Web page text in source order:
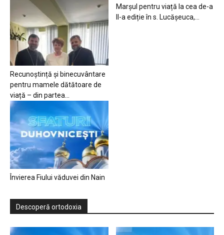
Recunoștință și binecuvântare
pentru mamele dătătoare de
viață – din partea...
Marșul pentru viață la cea de-a
II-a ediție în s. Lucășeuca,...
Învierea Fiului văduvei din Nain
Descoperă ortodoxia